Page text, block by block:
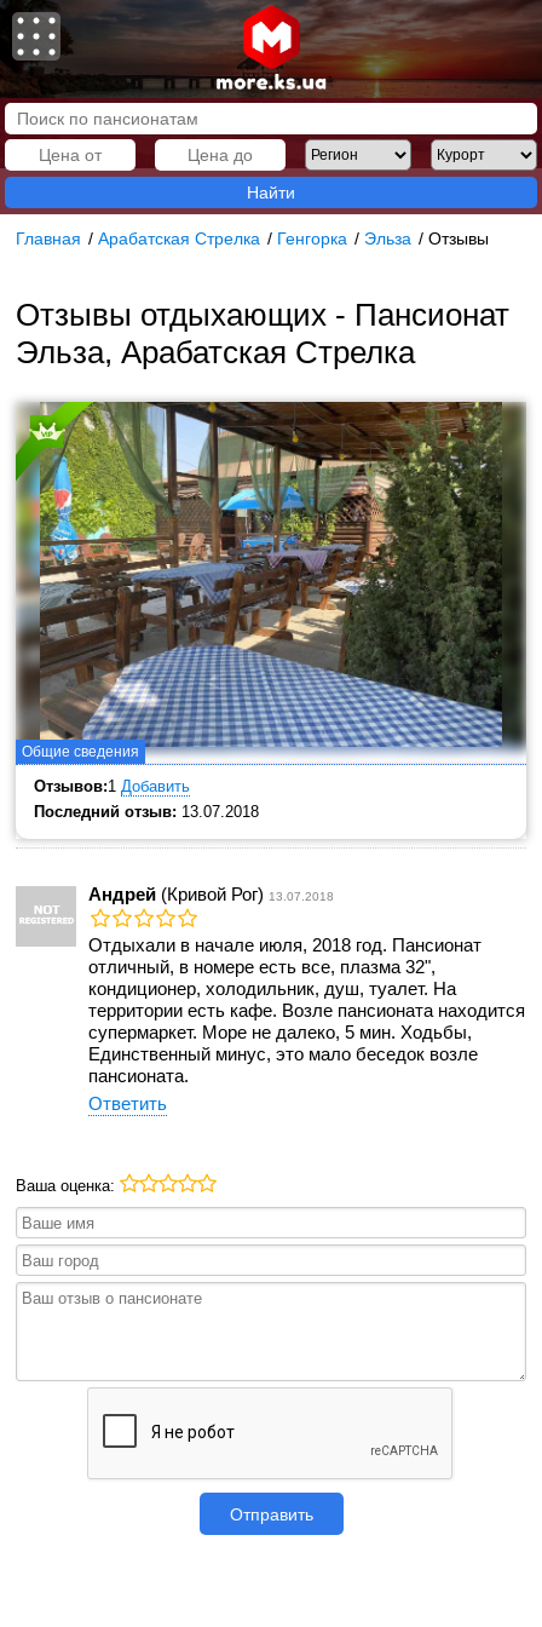
Найти
Главная /Арабатская Стрелка / Генгорка / Эльза /Отзывы
Отзывы отдыхающих - Пансионат
Эльза, Арабатская Стрелка
Общие сведения
Отзывов:1Добавить
Последний отзыв: 13.07.2018
Андрей (Кривой Рог) 13.07.2018
Отдыхали в начале июля, 2018 год. Пансионат
отличный, в номере есть все, плазма 32",
кондиционер, холодильник, душ, туалет. На
территории есть кафе. Возле пансионата находится
супермаркет. Море не далеко, 5 мин. Ходьбы,
Единственный минус, это мало беседок возле
пансионата.
Ответить
Ваша оценка:
Отправить